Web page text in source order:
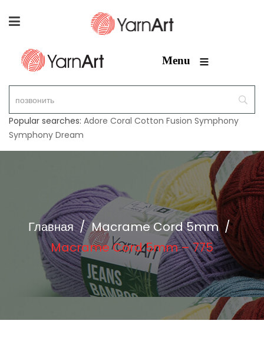
Menu ≡
Popular searches: Adore Coral Cotton Fusion Symphony
Symphony Dream
Главная / Macrame Cord 5mm /
Macrame Cord 5mm – 775